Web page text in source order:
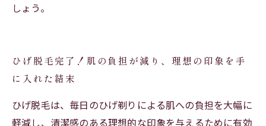
しょう。
ひげ脱毛完了！肌の負担が減り、理想の印象を手
に入れた結末
ひげ脱毛は、毎日のひげ剃りによる肌への負担を大幅に
軽減し、清潔感のある理想的な印象を与えるために有効